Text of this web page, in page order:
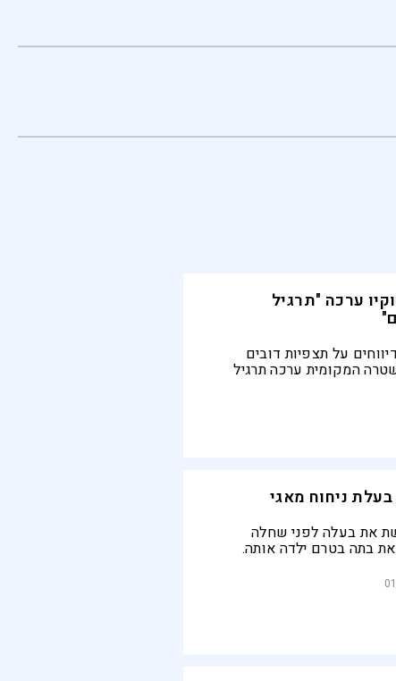
ערכה "תרגיל
על תצפיות דובים
המקומית ערכה תרגיל
ניחוח מאגי
את בעלה לפני שחלה
בתה בטרם ילדה אותה.